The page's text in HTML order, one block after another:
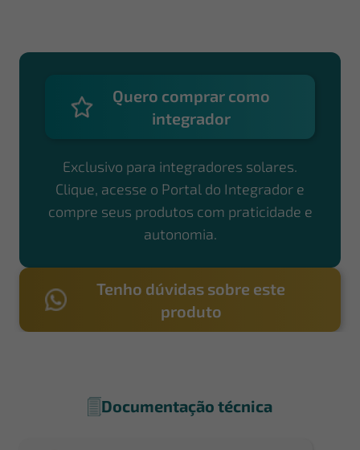
Quero comprar como
integrador
Exclusivo para integradores solares.
Clique, acesse o Portal do Integrador e
compre seus produtos com praticidade e
autonomia.
Tenho dúvidas sobre este
produto
Documentação técnica